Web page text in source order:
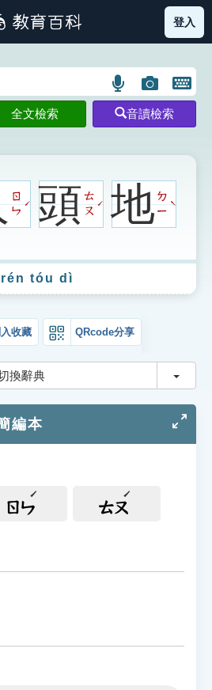
索引圖示 部首索引表圖示
登入
語
言
搜
示
圖
片
搜
示
開
鍵
圖
全文檢索 音讀檢索
ㄖ
ㄣ
ˊ 頭ㄊ
ㄡ
ˊ 地ㄉ
ㄧ
ˋ
tóu dì
收藏 QRcode分享
換辭典 切換
編本
ㄖㄣ ㄊㄡ